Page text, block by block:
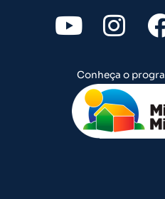
Y
o
u
t
u
b
I
n
s
t
a
g
Conheça o